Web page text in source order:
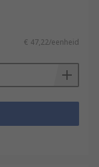
€ 47,22/eenheid